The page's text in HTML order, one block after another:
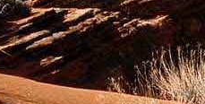
Elérhetőségek